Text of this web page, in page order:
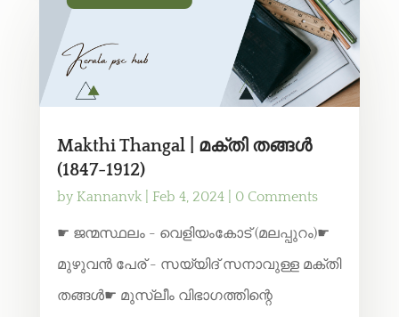
Makthi Thangal | മക്തി തങ്ങൾ
(1847-1912)
by Kannanvk| Feb 4, 2024| 0 Comments
☛ ജന്മസ്ഥലം - വെളിയംകോട് (മലപ്പുറം)☛
മുഴുവൻ പേര് - സയ്യിദ് സനാവുള്ള മക്തി
തങ്ങൾ☛ മുസ്ലീം വിഭാഗത്തിന്റെ